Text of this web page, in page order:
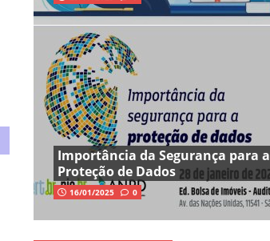
Importância da Segurança para a
Proteção de Dados
16/01/2025 0